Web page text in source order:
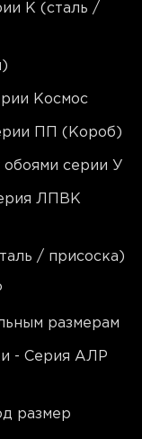
K (сталь /
Космос
ПП (Короб)
серии У
ЛПВК
/ присоска)
размерам
- Серия АЛР
размер